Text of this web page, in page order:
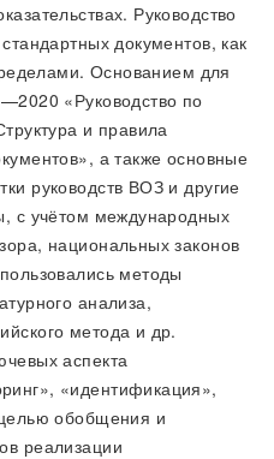
Руководство
документов, как
Основанием для
«Руководство по
и правила
а также основные
руководств ВОЗ и другие
с учётом международных
национальных законов
методы
анализа,
метода и др.
аспекта
«идентификация»,
обобщения и
реализации